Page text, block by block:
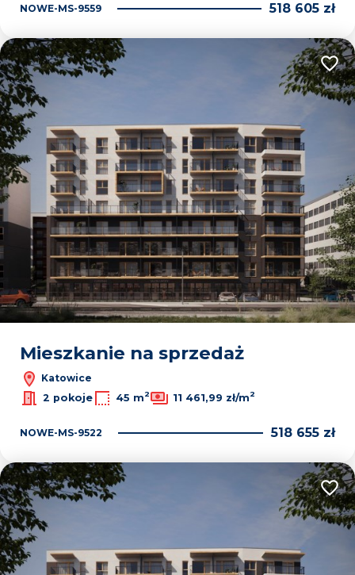
NOWE-MS-9559 518 605 zł
Mieszkanie na sprzedaż
Katowice
2 pokoje
45 m2 11 461,99 zł/m2
NOWE-MS-9522 518 655 zł